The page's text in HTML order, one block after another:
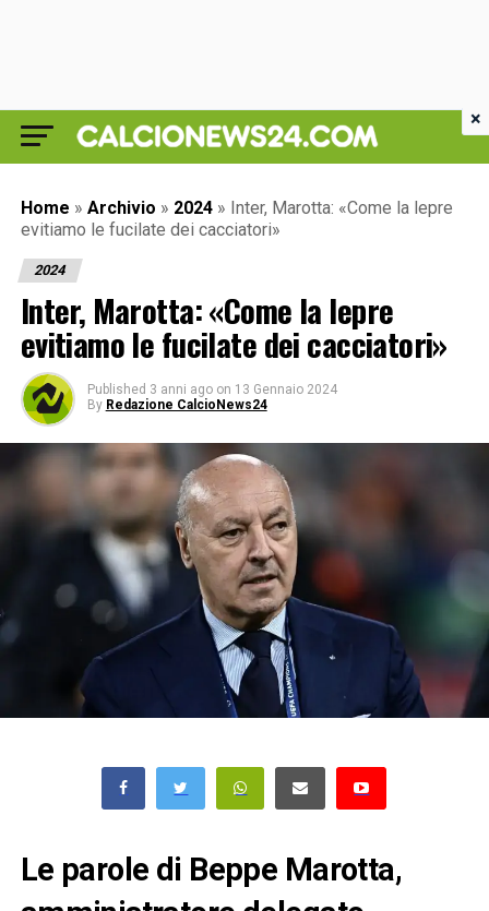
Home » Archivio » 2024 » Inter, Marotta: «Come la lepre
evitiamo le fucilate dei cacciatori»
2024
Inter, Marotta: «Come la lepre
evitiamo le fucilate dei cacciatori»
Published 3 anni ago on 13 Gennaio 2024
By Redazione CalcioNews24
Le parole di Beppe Marotta,
×